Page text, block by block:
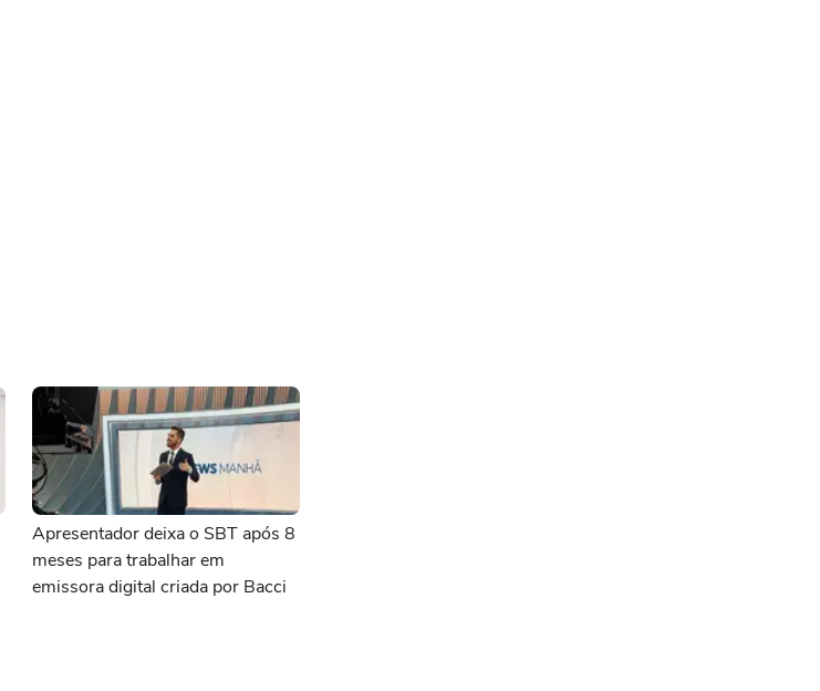
Apresentador deixa o SBT após 8
meses para trabalhar em
emissora digital criada por Bacci